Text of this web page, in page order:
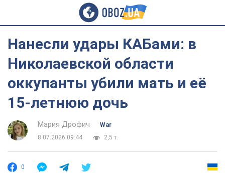
Нанесли удары КАБами: в
Николаевской области
оккупанты убили мать и её
15-летнюю дочь
Мария Дрофич
War
8.07.2026 09:44
2,5 т.
0